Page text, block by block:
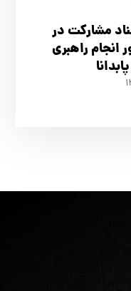
مشارکت در
انجام راهبری